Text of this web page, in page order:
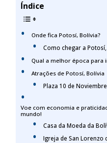
Índice
Onde fica Potosí, Bolívia?
Como chegar a
Qual a melhor época para
Atrações de Potosí, Bolívia
Plaza 10 de Noviembre
Voe com economia e
mundo!
Casa da Moeda da
Igreja de San Lorenzo